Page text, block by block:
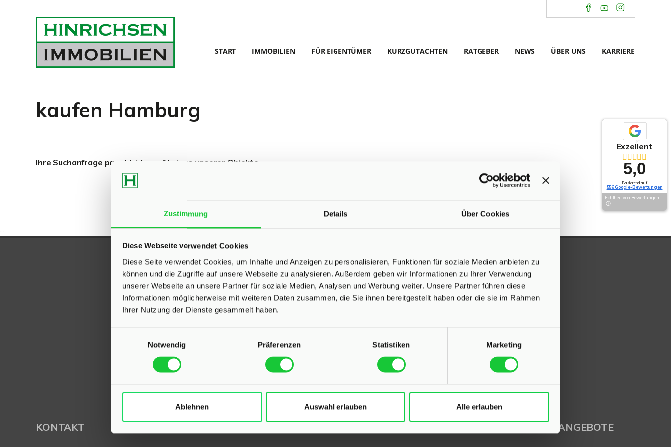
Zustimmung Details Über Cookies
Diese Webseite verwendet Cookies
Diese Seite verwendet Cookies, um Inhalte und Anzeigen zu personalisieren, Funktionen für soziale Medien anbieten zu
können und die Zugriffe auf unsere Webseite zu analysieren. Außerdem geben wir Informationen zu Ihrer Verwendung
unserer Webseite an unsere Partner für soziale Medien, Analysen und Werbung weiter. Unsere Partner führen diese
Informationen möglicherweise mit weiteren Daten zusammen, die Sie ihnen bereitgestellt haben oder die sie im Rahmen
Ihrer Nutzung der Dienste gesammelt haben.
Notwendig
Präferenzen Statistiken Marketing
Ablehnen Auswahl erlauben Alle erlauben
START IMMOBILIEN FÜR EIGENTÜMER KURZGUTACHTEN RATGEBER NEWS ÜBER UNS KARRIERE
kaufen Hamburg
Ihre Suchanfrage passt leider auf keines unserer Objekte.
Exzellent
5,0
Basierend auf
556 Google-Bewertungen
Echtheit von Bewertungen
...
UNSERE AUSZEICHNUNGEN
KONTAKT IMMOBILIENANGEBOTE